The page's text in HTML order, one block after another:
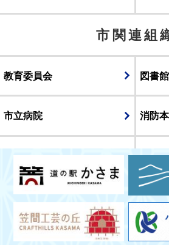
市関連組
教育委員会 図書館
市立病院 消防
議会
表示 スマートフォン版
© CITY OF